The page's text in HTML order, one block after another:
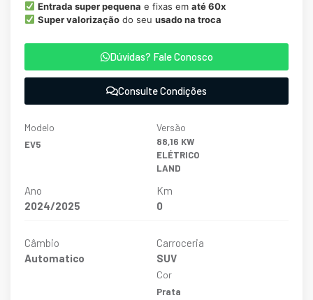
Entrada super pequena e fixas em até 60x
Super valorizaçãodo seu usado na troca
Dúvidas? Fale Conosco
Consulte Condições
Modelo
EV5
Versão
88,16 KW
ELÉTRICO
LAND
Ano
2024/2025
Km
0
Câmbio
Automatico
Carroceria
SUV
Cor
Prata